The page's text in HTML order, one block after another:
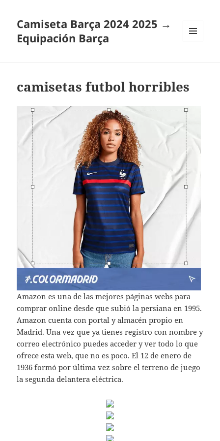
Camiseta Barça 2024 2025 →
Equipación Barça
camisetas futbol horribles
Amazon es una de las mejores páginas webs para
comprar online desde que subió la persiana en 1995.
Amazon cuenta con portal y almacén propio en
Madrid. Una vez que ya tienes registro con nombre y
correo electrónico puedes acceder y ver todo lo que
ofrece esta web, que no es poco. El 12 de enero de
1936 formó por última vez sobre el terreno de juego
la segunda delantera eléctrica.